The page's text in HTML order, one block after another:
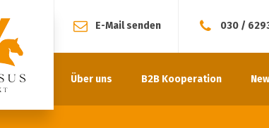
E-Mail senden 030 /
Über uns B2B Kooperation